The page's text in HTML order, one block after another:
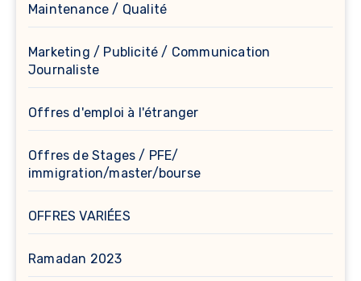
Maintenance / Qualité
Marketing / Publicité / Communication
Journaliste
Offres d'emploi à l'étranger
Offres de Stages / PFE/
immigration/master/bourse
OFFRES VARIÉES
Ramadan 2023